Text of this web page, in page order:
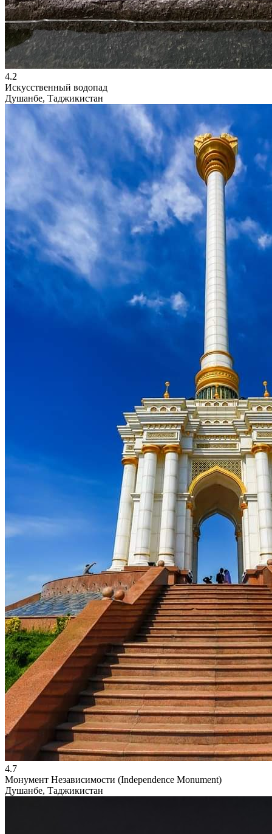
4.2
Искусственный водопад
Душанбе, Таджикистан
4.7
Монумент Независимости (Independence Monument)
Душанбе, Таджикистан